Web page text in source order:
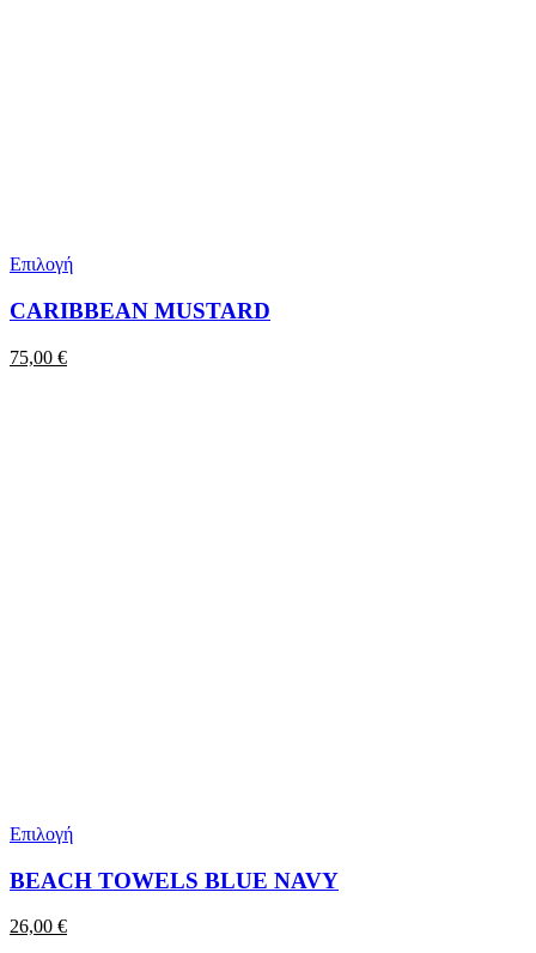
Επιλογή
CARIBBEAN MUSTARD
75,00 €
Επιλογή
BEACH TOWELS BLUE NAVY
26,00 €